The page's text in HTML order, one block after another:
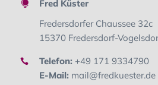
Fred Küster
Fredersdorfer Chaussee 32c
15370 Fredersdorf-
Telefon: +49 171 9334790
E-Mail: mail@fredkuester.de